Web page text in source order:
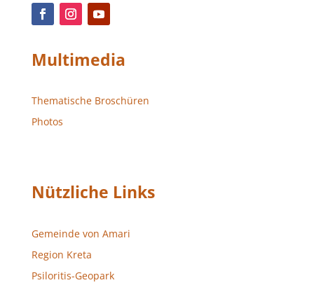
Multimedia
Thematische Broschüren
Photos
Nützliche Links
Gemeinde von Amari
Region Kreta
Psiloritis-Geopark